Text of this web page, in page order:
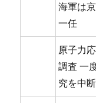
海軍は
一任
原子力
調査 一
究を中断